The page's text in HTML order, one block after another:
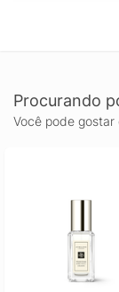
Procurando
Você pode